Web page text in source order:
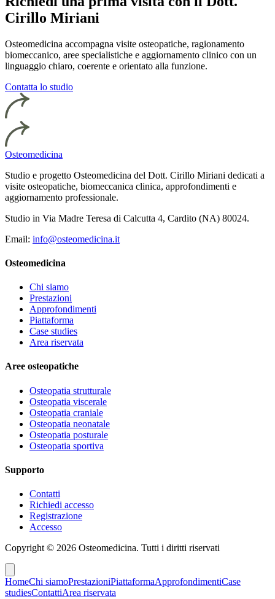
Cirillo Miriani
Osteomedicina accompagna visite osteopatiche, ragionamento
biomeccanico, aree specialistiche e aggiornamento clinico con un
linguaggio chiaro, coerente e orientato alla funzione.
Contatta lo studio
Osteomedicina
Studio e progetto Osteomedicina del Dott. Cirillo Miriani dedicati a
visite osteopatiche, biomeccanica clinica, approfondimenti e
aggiornamento professionale.
Studio in Via Madre Teresa di Calcutta 4, Cardito (NA) 80024.
Email: info@osteomedicina.it
Osteomedicina
Chi siamo
Prestazioni
Approfondimenti
Piattaforma
Case studies
Area riservata
Aree osteopatiche
Osteopatia strutturale
Osteopatia viscerale
Osteopatia craniale
Osteopatia neonatale
Osteopatia posturale
Osteopatia sportiva
Supporto
Contatti
Richiedi accesso
Registrazione
Accesso
Copyright © 2026 Osteomedicina. Tutti i diritti riservati
HomeChi siamoPrestazioniPiattaformaApprofondimentiCase
studiesContattiArea riservata